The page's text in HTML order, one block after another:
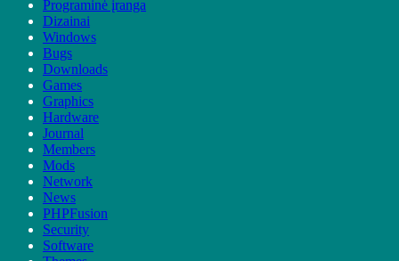
Programinė įranga
Dizainai
Windows
Bugs
Downloads
Games
Graphics
Hardware
Journal
Members
Mods
Network
News
PHPFusion
Security
Software